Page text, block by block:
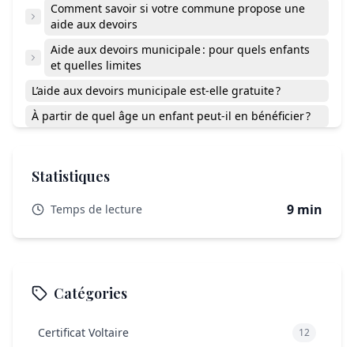
Comment savoir si votre commune propose une
aide aux devoirs
Aide aux devoirs municipale : pour quels enfants
et quelles limites
L’aide aux devoirs municipale est-elle gratuite ?
À partir de quel âge un enfant peut-il en bénéficier ?
Une ressource locale à activer intelligemment
Statistiques
Temps de lecture 9 min
Catégories
Certificat Voltaire 12